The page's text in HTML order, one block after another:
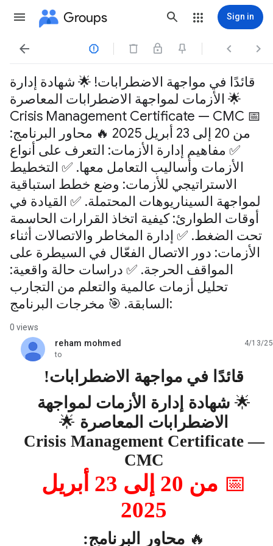
Groups Sign in
   
قائدًا في مواجهة الاضطرابات! 🌟 شهادة إدارة
الأزمات لمواجهة الاضطرابات المعاصرة 🌟
Crisis Management Certificate — CMC 📅
من 20 إلى 23 أبريل 2025 🔥 محاور البرنامج:
✅ مفاهيم إدارة الأزمات: التعرف على أنواع
الأزمات وأساليب التعامل معها. ✅ التخطيط
الاستراتيجي للأزمات: وضع خطط استباقية
لمواجهة السيناريوهات المحتملة. ✅ القيادة في
أوقات الطوارئ: كيفية اتخاذ القرارات الحاسمة
تحت الضغط. ✅ إدارة المخاطر والاتصالات أثناء
الأزمات: دور الاتصال الفعّال في السيطرة على
المواقف الحرجة. ✅ دراسات حالة واقعية:
تحليل أزمات عالمية والتعلم من التجارب
السابقة. 🎯 مخرجات البرنامج:
0 views
reham mohmed
unread,
4/13/25
to
قائدًا في مواجهة الاضطرابات!
🌟 شهادة إدارة الأزمات لمواجهة
الاضطرابات المعاصرة 🌟
Crisis Management Certificate —
CMC
📅
من 20 إلى 23 أبريل
2025
🔥 محاور البرنامج: